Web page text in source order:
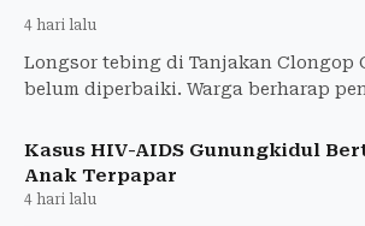
4 hari lalu
Longsor tebing di Tanjakan Clongop
belum diperbaiki. Warga berharap
Kasus HIV-AIDS Gunungkidul
Anak Terpapar
4 hari lalu